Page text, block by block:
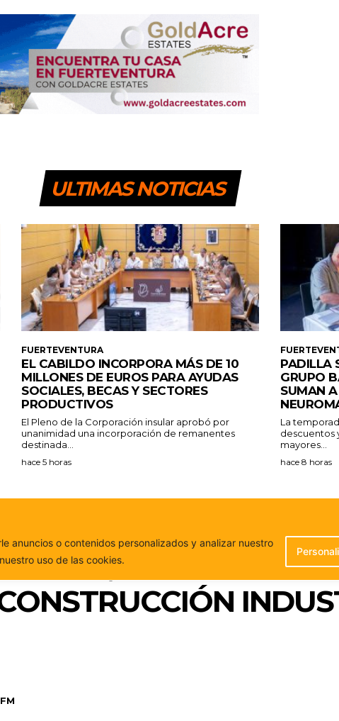
ULTIMAS NOTICIAS
FUERTEVENTURA
EL CABILDO INCORPORA MÁS DE 10
MILLONES DE EUROS PARA AYUDAS
SOCIALES, BECAS Y SECTORES
PRODUCTIVOS
El Pleno de la Corporación insular aprobó por
unanimidad una incorporación de remanentes
destinada...
hace 5 horas
PADILLA
GRUPO
SUMAN
La
descuentos
mayores...
hace 8 horas